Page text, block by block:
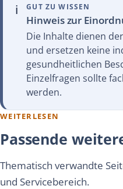
ℹ️ GUT ZU WISSEN
Hinweis zur
Die Inhalte dienen
und ersetzen keine
gesundheitlichen
Einzelfragen sollte
werden.
WEITERLESEN
Passende
Thematisch verwandte
und Servicebereich.